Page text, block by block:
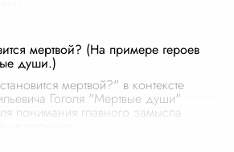
мертвой? (На примере героев
души.)
мертвой?" в контексте
Гоголя "Мертвые души"
понимания главного замысла